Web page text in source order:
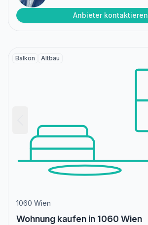
Anbieter kontaktieren
Balkon Altbau
1060 Wien
Wohnung kaufen in 1060 Wien